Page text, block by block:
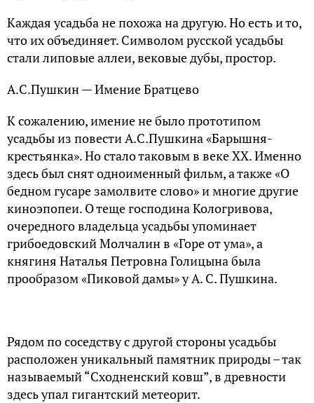
Каждая усадьба не похожа на другую. Но есть и то,
что их объединяет. Символом русской усадьбы
стали липовые аллеи, вековые дубы, простор.
А.С.Пушкин — Имение Братцево
К сожалению, имение не было прототипом
усадьбы из повести А.С.Пушкина «Барышня-
крестьянка». Но стало таковым в веке XX. Именно
здесь был снят одноименный фильм, а также «О
бедном гусаре замолвите слово» и многие другие
киноэпопеи. О теще господина Кологривова,
очередного владельца усадьбы упоминает
грибоедовский Молчалин в «Горе от ума», а
княгиня Наталья Петровна Голицына была
прообразом «Пиковой дамы» у А. С. Пушкина.
Рядом по соседству с другой стороны усадьбы
расположен уникальный памятник природы – так
называемый “Сходненский ковш”, в древности
здесь упал гигантский метеорит.